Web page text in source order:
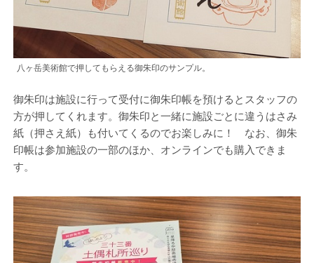
八ヶ岳美術館で押してもらえる御朱印のサンプル。
御朱印は施設に行って受付に御朱印帳を預けるとスタッフの
方が押してくれます。御朱印と一緒に施設ごとに違うはさみ
紙（押さえ紙）も付いてくるのでお楽しみに！ なお、御朱
印帳は参加施設の一部のほか、オンラインでも購入できま
す。